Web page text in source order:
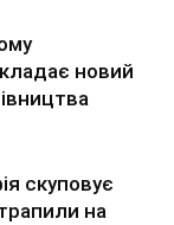
новий
скуповує
на